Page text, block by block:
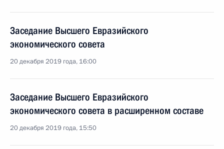
Заседание Высшего Евразийского
экономического совета
20 декабря 2019 года, 16:00
Заседание Высшего Евразийского
экономического совета в расширенном составе
20 декабря 2019 года, 15:50